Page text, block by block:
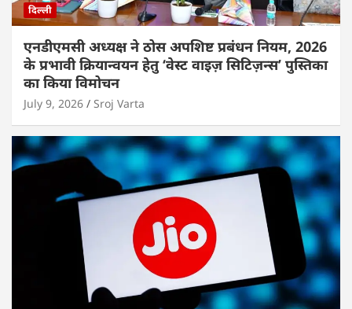
दिल्ली
एनडीएमसी अध्यक्ष ने ठोस अपशिष्ट प्रबंधन नियम, 2026
के प्रभावी क्रियान्वयन हेतु ‘वेस्ट वाइज़ सिटिज़न्स’ पुस्तिका
का किया विमोचन
July 9, 2026 Sroj Varta